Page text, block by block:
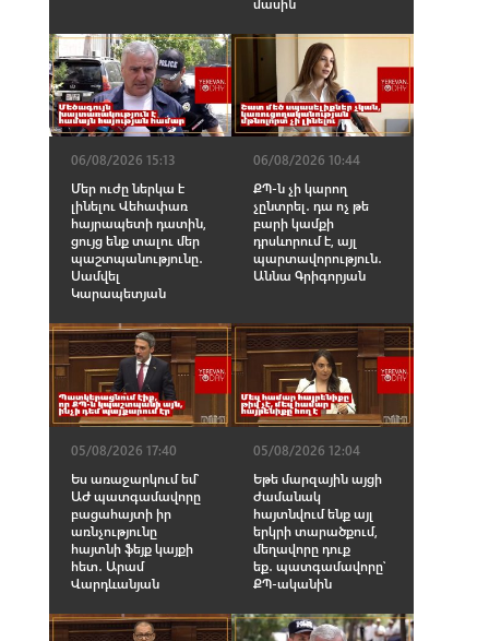
06/08/2026 15:13
Մեր ուժը ներկա է
լինելու Վեհափառ
հայրապետի դատին,
ցույց ենք տալու մեր
պաշտպանությունը․
Սամվել
Կարապետյան
06/08/2026 10:44
ՔՊ-ն չի կարող
չընտրել․ դա ոչ թե
բարի կամքի
դրսևորում է, այլ
պարտավորություն․
Աննա Գրիգորյան
05/08/2026 17:40
Ես առաջարկում եմ՝
ԱԺ պատգամավորը
բացահայտի իր
առնչությունը
հայտնի ֆեյք կայքի
հետ․ Արամ
Վարդևանյան
05/08/2026 12:04
Եթե մարզային այցի
ժամանակ
հայտնվում ենք այլ
երկրի տարածքում,
մեղավորը դուք
եք․ պատգամավորը՝
ՔՊ-ականին